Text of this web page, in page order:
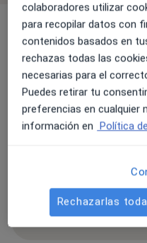
Aseguradoras
Se aceptan
según la ubicación y el
Adeslas
Asisa
HNA - Hermandad
Ver todas
colaboradores utilizar
para recopilar datos con
contenidos basados en
rechazas todas las
necesarias para el
Puedes retirar tu
preferencias en cualquier
información en Política
Rechazarlas